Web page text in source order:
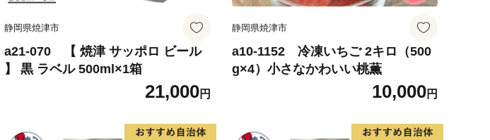
静岡県焼津市
a21-070 【 焼津 サッポロ ビール
】 黒 ラベル 500ml×1箱
21,000円
静岡県焼津市
a10-1152 冷凍いちご 2キロ（500
g×4）小さなかわいい桃薫
10,000円